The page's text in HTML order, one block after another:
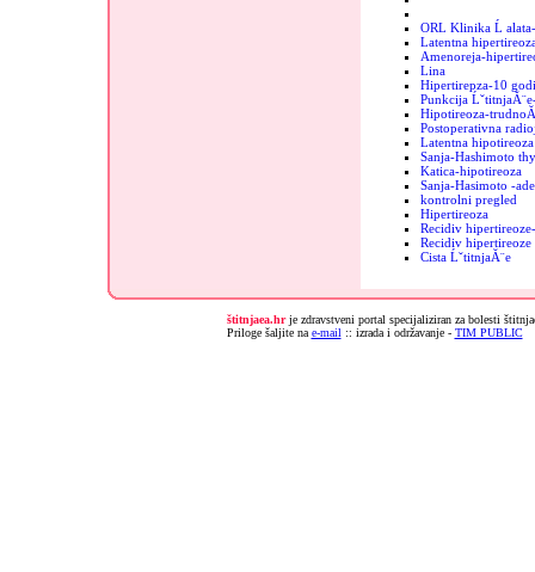
ORL Klinika Ĺ
Latentna
Amenoreja-
Lina
Hipertirepza-10
Punkcija
Hipotireoza-
Postoperativna
Latentna hipotireoza
Sanja-Hashimoto
Katica-hipotireoza
Sanja-Hasimoto -
kontrolni pregled
Hipertireoza
Recidiv
Recidiv hipertireoze
Cista ĹˇtitnjaĂ¨e
štitnjaea.hrje zdravstveni portal specijaliziran za bolesti
Priloge šaljite na e-mail :: izrada i održavanje - TIM PUBLIC